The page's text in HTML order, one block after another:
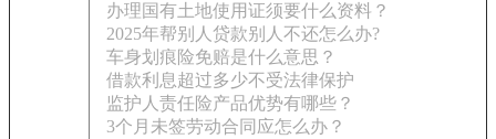
办理国有土地使用证须要什么资料？
2025年帮别人贷款别人不还怎么办?
车身划痕险免赔是什么意思？
借款利息超过多少不受法律保护
监护人责任险产品优势有哪些？
3个月未签劳动合同应怎么办？